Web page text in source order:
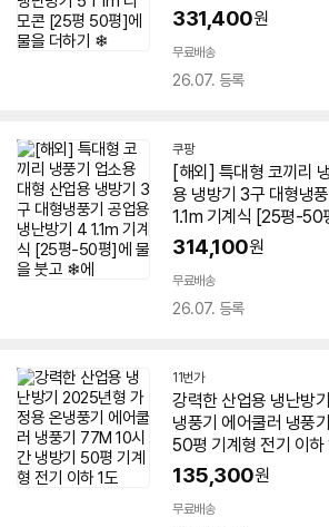
331,400원
무료배송
26.07. 등록
쿠팡
[해외] 특대형 코끼리
용 냉방기 3구 대형냉
1.1m 기계식 [25평-50
314,100원
무료배송
26.07. 등록
11번가
강력한 산업용 냉난방기
냉풍기 에어쿨러 냉풍
50평 기계형 전기 이하
135,300원
무료배송